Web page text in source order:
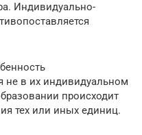
Индивидуально-
не в их индивидуальном
происходит
тех или иных единиц.